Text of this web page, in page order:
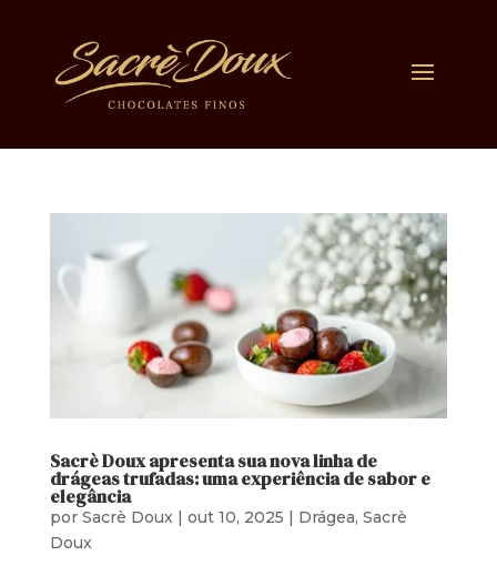
Sacrè Doux apresenta sua nova linha de
drágeas trufadas: uma experiência de sabor e
elegância
por Sacrè Doux| out 10, 2025 | Drágea, Sacrè
Doux